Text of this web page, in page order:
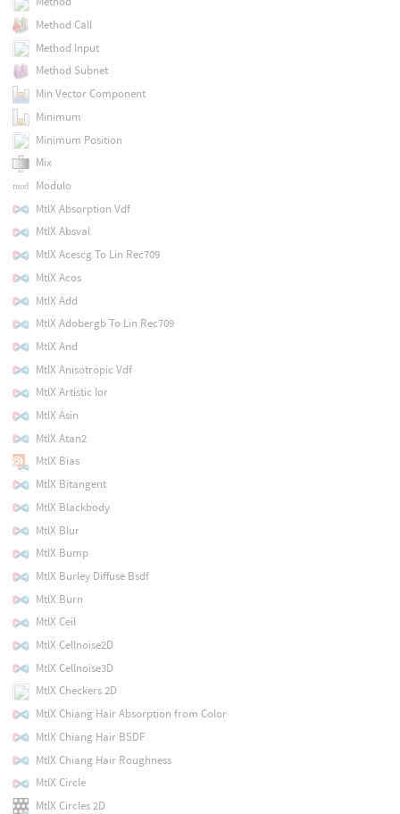
Method Call
Method Input
Method Subnet
Min Vector Component
Minimum
Minimum Position
Mix
Modulo
MtlX Absorption Vdf
MtlX Absval
MtlX Acescg To Lin Rec709
MtlX Acos
MtlX Add
MtlX Adobergb To Lin Rec709
MtlX And
MtlX Anisotropic Vdf
MtlX Artistic Ior
MtlX Asin
MtlX Atan2
MtlX Bias
MtlX Bitangent
MtlX Blackbody
MtlX Blur
MtlX Bump
MtlX Burley Diffuse Bsdf
MtlX Burn
MtlX Ceil
MtlX Cellnoise2D
MtlX Cellnoise3D
MtlX Checkers 2D
MtlX Chiang Hair Absorption from Color
MtlX Chiang Hair BSDF
MtlX Chiang Hair Roughness
MtlX Circle
MtlX Circles 2D